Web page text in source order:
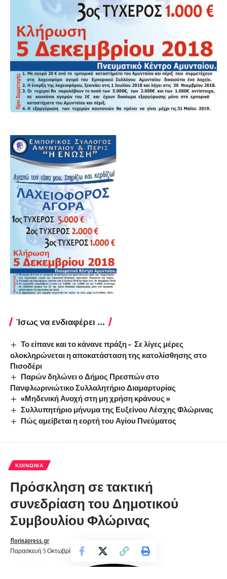
Ίσως να ενδιαφέρει ...
Το είπανε και το κάνανε πράξη – Σε λίγες μέρες
ολοκληρώνεται η αποκατάσταση της κατολίσθησης στο
Πισοδέρι
Παρών δηλώνει ο Δήμος Πρεσπών στο
Πανφλωρινιώτικο Συλλαλητήριο Διαμαρτυρίας
«Μηδενική Ανοχή στη μη χρήση κράνους »
Συλλυπητήριο μήνυμα της Ευξείνου Λέσχης Φλώρινας
Πώς αμείβεται η εορτή του Αγίου Πνεύματος
ΚΟΙΝΩΝΊΑ
Πρόσκληση σε τακτική
συνεδρίαση του Δημοτικού
Συμβουλίου Φλώρινας
Παρασκευή 5 Οκτωβρίου, 2018 21:19
florinapress.gr